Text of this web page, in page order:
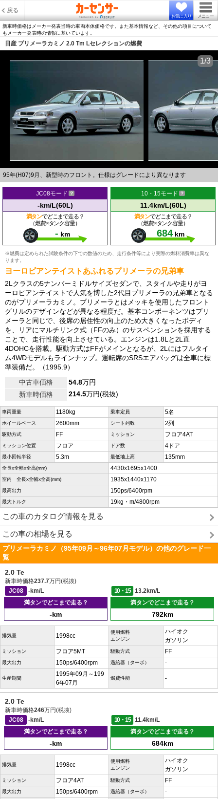
戻る
お気に入り メニュー
新車時価格はメーカー発表当時の車両本体価格です。また基本情報など、その他の項目について
もメーカー発表時の情報に基いています。
日産 プリメーラカミノ 2.0 Tm Lセレクションの燃費
95年(H07)9月、新型時のフロント。仕様はグレードにより異なります
1/3
JC08モード
-km/L(60L)
満タンでどこまで走る？
（燃費×タンク容量）
- km
10・15モード
11.4km/L(60L)
満タンでどこまで走る？
（燃費×タンク容量）
684 km
※燃費は定められた試験条件の下での数値のため、走行条件等により実際の燃料消費率は異な
ります。
ヨーロピアンテイストあふれるプリメーラの兄弟車
2Lクラスの5ナンバーミドルサイズセダンで、スタイルや走りがヨ
ーロピアンテイストで人気を博した2代目プリメーラの兄弟車となる
のがプリメーラカミノ。プリメーラとはメッキを使用したフロント
グリルのデザインなどが異なる程度だ。基本コンポーネンツはプリ
メーラと同じで、後席の居住性の向上のため大きくなったボディ
を、リアにマルチリンク式（FFのみ）のサスペンションを採用する
ことで、走行性能を向上させている。エンジンは1.8Lと2L直
4DOHCを搭載。駆動方式はFFがメインとなるが、2Lにはフルタイ
ム4WDモデルもラインナップ。運転席のSRSエアバッグは全車に標
準装備だ。（1995.9）
中古車価格
54.8万円
新車時価格
214.5万円(税抜)
車両重量 1180kg 乗車定員 5名
ホイールベース 2600mm シート列数 2列
駆動方式 FF ミッション フロア4AT
ミッション位置 フロア ドア数 4ドア
最小回転半径 5.3m 最低地上高 135mm
全長x全幅x全高(mm) 4430x1695x1400
室内 全長x全幅x全高(mm) 1935x1440x1170
最高出力 150ps/6400rpm
最大トルク 19kg・m/4800rpm
この車のカタログ情報を見る
この車の相場を見る
プリメーラカミノ（95年09月～96年07月モデル）の他のグレード一
覧
2.0 Te
新車時価格237.7万円(税抜)
JC08
-km/L 10・15
13.2km/L
満タンでどこまで走る？
-km
満タンでどこまで走る？
792km
排気量 1998cc
使用燃料
エンジン
ハイオク
ガソリン
ミッション フロア5MT 駆動方式 FF
最大出力 150ps/6400rpm 過給器（ターボ） -
生産期間
1995年09月～199
6年07月
燃費性能 -
2.0 Te
新車時価格246万円(税抜)
JC08
-km/L 10・15
11.4km/L
満タンでどこまで走る？
-km
満タンでどこまで走る？
684km
排気量 1998cc
使用燃料
エンジン
ハイオク
ガソリン
ミッション フロア4AT 駆動方式 FF
最大出力 150ps/6400rpm 過給器（ターボ） -